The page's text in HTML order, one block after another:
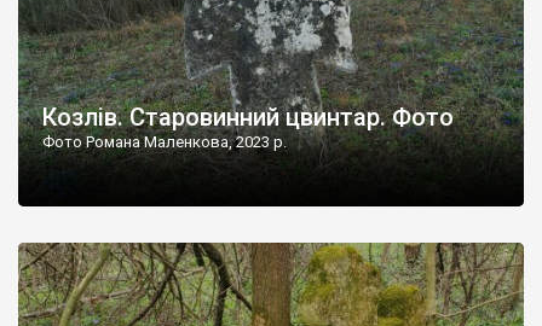
Козлів. Старовинний цвинтар. Фото
Фото Романа Маленкова, 2023 р.